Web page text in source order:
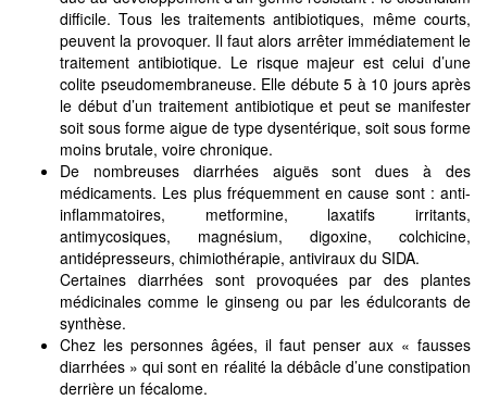
difficile. Tous les traitements antibiotiques, même courts,
peuvent la provoquer. Il faut alors arrêter immédiatement le
traitement antibiotique. Le risque majeur est celui d’une
colite pseudomembraneuse. Elle débute 5 à 10 jours après
le début d’un traitement antibiotique et peut se manifester
soit sous forme aigue de type dysentérique, soit sous forme
moins brutale, voire chronique.
De nombreuses diarrhées aiguës sont dues à des
médicaments. Les plus fréquemment en cause sont : anti-
inflammatoires, metformine, laxatifs irritants,
antimycosiques, magnésium, digoxine, colchicine,
antidépresseurs, chimiothérapie, antiviraux du SIDA.
Certaines diarrhées sont provoquées par des plantes
médicinales comme le ginseng ou par les édulcorants de
synthèse.
Chez les personnes âgées, il faut penser aux « fausses
diarrhées » qui sont en réalité la débâcle d’une constipation
derrière un fécalome.